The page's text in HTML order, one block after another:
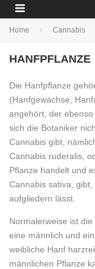
Home Cannabis
HANFPFLANZE
Die Hanfpflanze
(Hanfgewächse,
angehört, der
sich die Botaniker
Cannabis gibt,
Cannabis ruderalis,
Pflanze handelt und
Cannabis sativa,
aufgliedern lässt.
Normalerweise ist
eine männlich und
weibliche Hanf
männlichen Pflanze